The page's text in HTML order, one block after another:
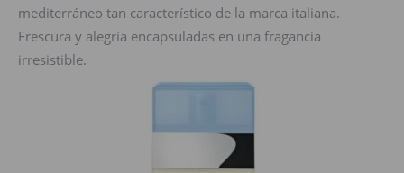
mediterráneo tan característico de la marca italiana.
Frescura y alegría encapsuladas en una fragancia
irresistible.